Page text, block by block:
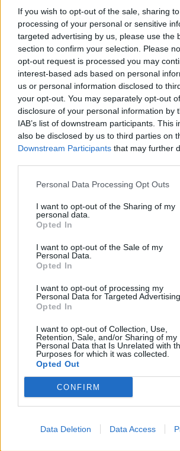
If you wish to opt-out of the sale, sharing
processing of your personal or sensitive
targeted advertising by us, please use the
section to confirm your selection. Please
opt-out request is processed you may
interest-based ads based on personal
us or personal information disclosed to
your opt-out. You may separately opt-out
disclosure of your personal information by
IAB’s list of downstream participants. This
also be disclosed by us to third parties on
Downstream Participants that may further
Personal Data Processing Opt Outs
I want to opt-out of the Sharing of my
personal data.
Opted In
I want to opt-out of the Sale of my
Personal Data.
Opted In
I want to opt-out of processing my
Personal Data for Targeted Advertising.
Opted In
I want to opt-out of Collection, Use,
Retention, Sale, and/or Sharing of my
Personal Data that Is Unrelated with
Purposes for which it was collected.
Opted Out
CONFIRM
Data Deletion Data Access
και ο υποψήφιος για
Δε, 5 Φεβ 2024 11:12
Σήμερα (5/2), μετά το γεμάτο ένταση
Κυριακής, οι παίχτες θα κοντραριστούν…
Αυθεντικός Μαραθώνιος
οι δύο Έλληνες νικητές στα 5